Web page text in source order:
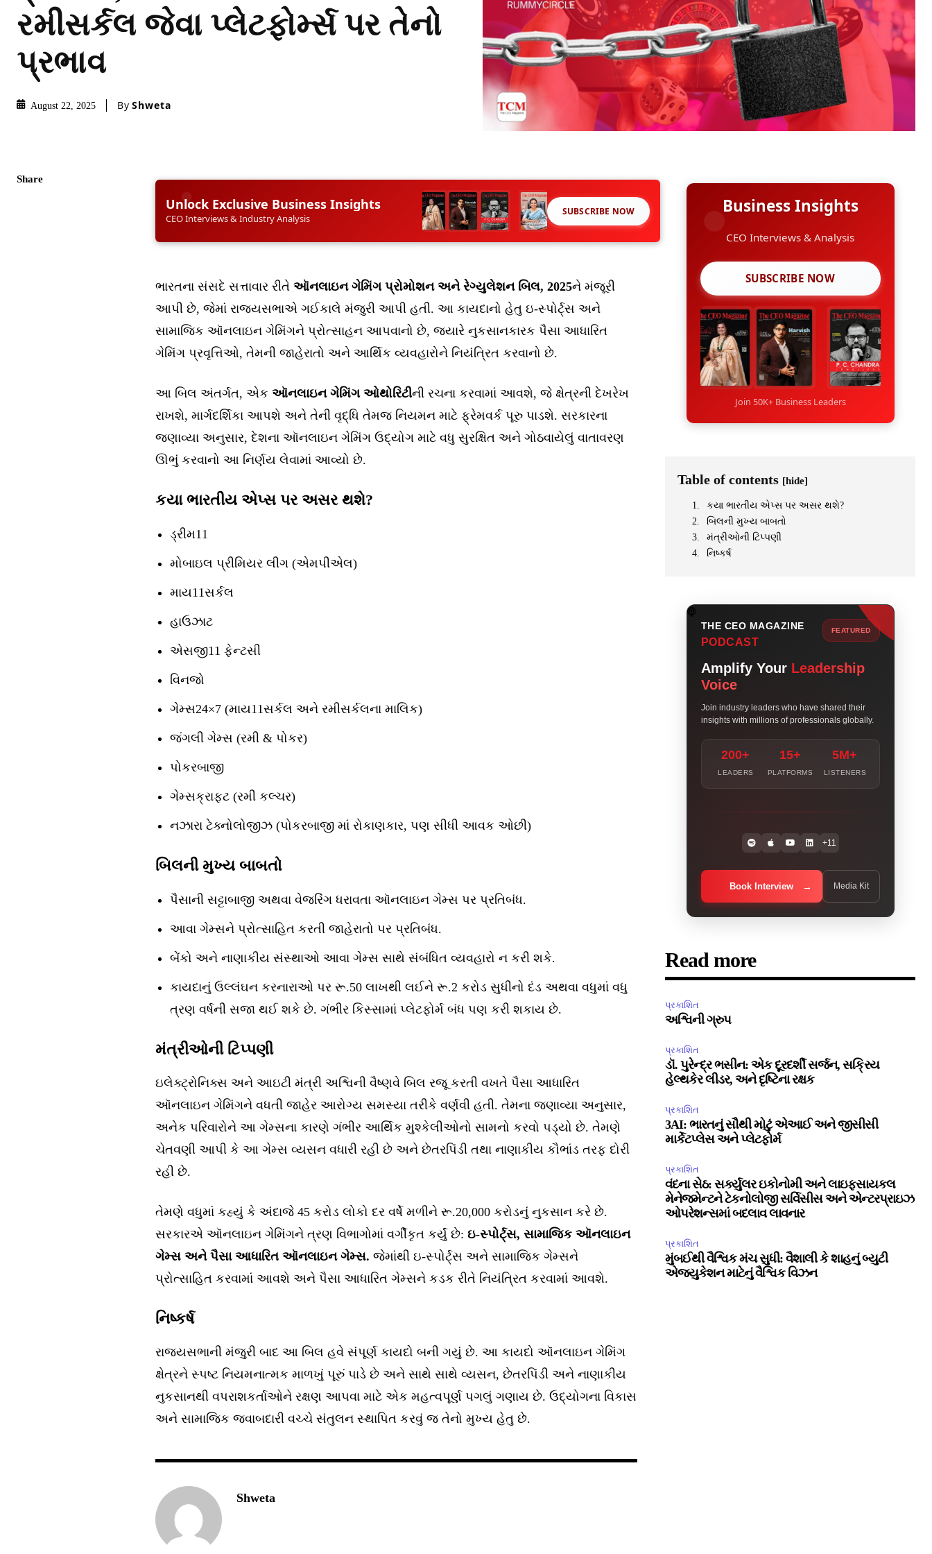
રમીસર્કલ જેવા પ્લેટફોર્મ્સ પર તેનો
પ્રભાવ
August 22, 2025 By Shweta
Share
Unlock Exclusive Business Insights
CEO Interviews & Industry Analysis
SUBSCRIBE NOW
ભારતના સંસદે સત્તાવાર રીતેઑનલાઇન ગેમિંગ પ્રોમોશન અને રેગ્યુલેશન બિલ, 2025ને મંજૂરી
આપી છે, જેમાં રાજ્યસભાએ ગઈકાલે મંજુરી આપી હતી. આ કાયદાનો હેતુ ઇ-સ્પોર્ટ્સ અને
સામાજિક ઑનલાઇન ગેમિંગને પ્રોત્સાહન આપવાનો છે, જ્યારે નુકસાનકારક પૈસા આધારિત
ગેમિંગ પ્રવૃત્તિઓ, તેમની જાહેરાતો અને આર્થિક વ્યવહારોને નિયંત્રિત કરવાનો છે.
આ બિલ અંતર્ગત, એકઑનલાઇન ગેમિંગ ઓથોરિટીની રચના કરવામાં આવશે, જે ક્ષેત્રની દેખરેખ
રાખશે, માર્ગદર્શિકા આપશે અને તેની વૃદ્ધિ તેમજ નિયમન માટે ફ્રેમવર્ક પૂરુ પાડશે. સરકારના
જણાવ્યા અનુસાર, દેશના ઑનલાઇન ગેમિંગ ઉદ્યોગ માટે વધુ સુરક્ષિત અને ગોઠવાયેલું વાતાવરણ
ઊભું કરવાનો આ નિર્ણય લેવામાં આવ્યો છે.
કયા ભારતીય એપ્સ પર અસર થશે?
ડ્રીમ11
મોબાઇલ પ્રીમિયર લીગ (એમપીએલ)
માય11સર્કલ
હાઉઝાટ
એસજી11 ફેન્ટસી
વિનજો
ગેમ્સ24×7 (માય11સર્કલ અને રમીસર્કલના માલિક)
જંગલી ગેમ્સ (રમી & પોકર)
પોકરબાજી
ગેમ્સક્રાફ્ટ (રમી કલ્ચર)
નઝારા ટેક્નોલોજીઝ (પોકરબાજી માં રોકાણકાર, પણ સીધી આવક ઓછી)
બિલની મુખ્ય બાબતો
પૈસાની સટ્ટાબાજી અથવા વેજરિંગ ધરાવતા ઑનલાઇન ગેમ્સ પર પ્રતિબંધ.
આવા ગેમ્સને પ્રોત્સાહિત કરતી જાહેરાતો પર પ્રતિબંધ.
બેંકો અને નાણાકીય સંસ્થાઓ આવા ગેમ્સ સાથે સંબંધિત વ્યવહારો ન કરી શકે.
કાયદાનું ઉલ્લંઘન કરનારાઓ પર રૂ.50 લાખથી લઈને રૂ.2 કરોડ સુધીનો દંડ અથવા વધુમાં વધુ
ત્રણ વર્ષની સજા થઈ શકે છે. ગંભીર કિસ્સામાં પ્લેટફોર્મ બંધ પણ કરી શકાય છે.
મંત્રીઓની ટિપ્પણી
ઇલેક્ટ્રોનિક્સ અને આઇટી મંત્રી અશ્વિની વૈષ્ણવે બિલ રજૂ કરતી વખતે પૈસા આધારિત
ઑનલાઇન ગેમિંગને વધતી જાહેર આરોગ્ય સમસ્યા તરીકે વર્ણવી હતી. તેમના જણાવ્યા અનુસાર,
અનેક પરિવારોને આ ગેમ્સના કારણે ગંભીર આર્થિક મુશ્કેલીઓનો સામનો કરવો પડ્યો છે. તેમણે
ચેતવણી આપી કે આ ગેમ્સ વ્યસન વધારી રહી છે અને છેતરપિંડી તથા નાણાકીય કૌભાંડ તરફ દોરી
રહી છે.
તેમણે વધુમાં કહ્યું કે અંદાજે 45 કરોડ લોકો દર વર્ષે મળીને રૂ.20,000 કરોડનું નુકસાન કરે છે.
સરકારએ ઑનલાઇન ગેમિંગને ત્રણ વિભાગોમાં વર્ગીકૃત કર્યું છે:ઇ-સ્પોર્ટ્સ, સામાજિક ઑનલાઇન
ગેમ્સ અને પૈસા આધારિત ઑનલાઇન ગેમ્સ. જેમાંથી ઇ-સ્પોર્ટ્સ અને સામાજિક ગેમ્સને
પ્રોત્સાહિત કરવામાં આવશે અને પૈસા આધારિત ગેમ્સને કડક રીતે નિયંત્રિત કરવામાં આવશે.
નિષ્કર્ષ
રાજ્યસભાની મંજુરી બાદ આ બિલ હવે સંપૂર્ણ કાયદો બની ગયું છે. આ કાયદો ઑનલાઇન ગેમિંગ
ક્ષેત્રને સ્પષ્ટ નિયમનાત્મક માળખું પૂરું પાડે છે અને સાથે સાથે વ્યસન, છેતરપિંડી અને નાણાકીય
નુકસાનથી વપરાશકર્તાઓને રક્ષણ આપવા માટે એક મહત્વપૂર્ણ પગલું ગણાય છે. ઉદ્યોગના વિકાસ
અને સામાજિક જવાબદારી વચ્ચે સંતુલન સ્થાપિત કરવું જ તેનો મુખ્ય હેતુ છે.
Shweta
Business Insights
CEO Interviews & Analysis
SUBSCRIBE NOW
Join 50K+ Business Leaders
Table of contents [hide]
કયા ભારતીય એપ્સ પર અસર થશે?
બિલની મુખ્ય બાબતો
મંત્રીઓની ટિપ્પણી
નિષ્કર્ષ
THE CEO MAGAZINE
PODCAST
FEATURED
Amplify Your Leadership
Voice
Join industry leaders who have shared their
insights with millions of professionals globally.
200+
LEADERS
15+
PLATFORMS
5M+
LISTENERS
+11
Book Interview Media Kit
Read more
પ્રકાશિત
અશ્વિની ગ્રુપ
પ્રકાશિત
ડૉ. પુરેન્દ્ર ભસીન: એક દૂરદર્શી સર્જન, સક્રિય
હેલ્થકેર લીડર, અને દૃષ્ટિના રક્ષક
પ્રકાશિત
3AI: ભારતનું સૌથી મોટું એઆઈ અને જીસીસી
માર્કેટપ્લેસ અને પ્લેટફોર્મ
પ્રકાશિત
વંદના સેઠ: સર્ક્યુલર ઇકોનોમી અને લાઇફસાયકલ
મેનેજમેન્ટને ટેકનોલોજી સર્વિસીસ અને એન્ટરપ્રાઇઝ
ઓપરેશન્સમાં બદલાવ લાવનાર
પ્રકાશિત
મુંબઈથી વૈશ્વિક મંચ સુધી: વૈશાલી કે શાહનું બ્યુટી
એજ્યુકેશન માટેનું વૈશ્વિક વિઝન